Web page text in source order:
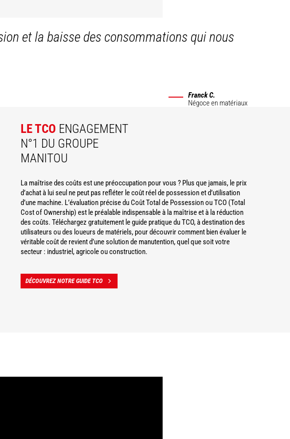
et la baisse des consommations qui nous
Franck C.
Négoce en matériaux
LE TCO ENGAGEMENT
N°1 DU GROUPE
MANITOU
La maîtrise des coûts est une préoccupation pour vous ? Plus que jamais, le prix
d’achat à lui seul ne peut pas refléter le coût réel de possession et d’utilisation
d’une machine. L’évaluation précise du Coût Total de Possession ou TCO (Total
Cost of Ownership) est le préalable indispensable à la maîtrise et à la réduction
des coûts. Téléchargez gratuitement le guide pratique du TCO, à destination des
utilisateurs ou des loueurs de matériels, pour découvrir comment bien évaluer le
véritable coût de revient d’une solution de manutention, quel que soit votre
secteur : industriel, agricole ou construction.
DÉCOUVREZ NOTRE GUIDE TCO